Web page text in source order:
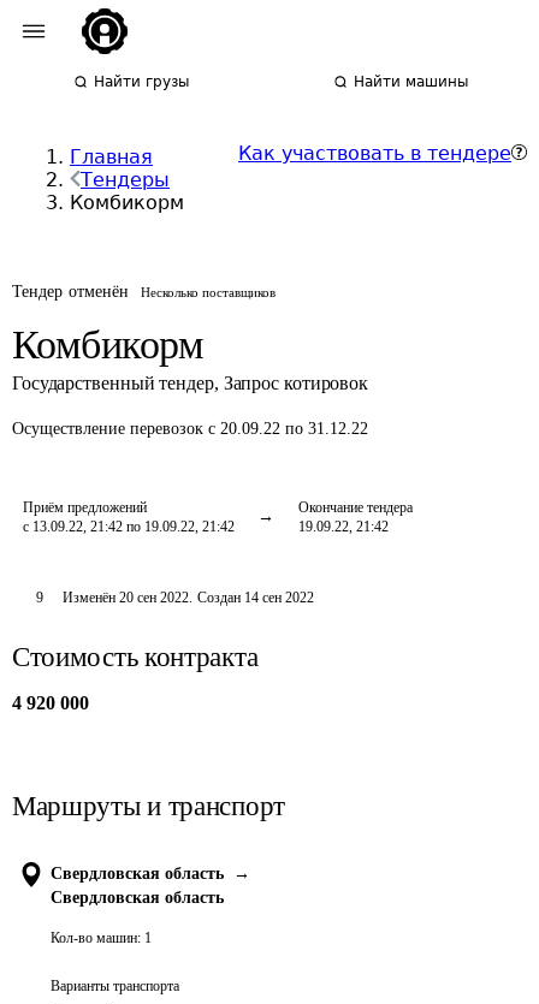
Найти грузы Найти машины
Главная
Тендеры
Комбикорм
Как участвовать в тендере
Тендер отменён Несколько поставщиков
Комбикорм
Государственный тендер, Запрос котировок
Осуществление перевозок с 20.09.22 по 31.12.22
Приём предложений
с 13.09.22, 21:42 по 19.09.22, 21:42
Окончание тендера
19.09.22, 21:42
9 Изменён 20 сен 2022. Создан 14 сен 2022
Стоимость контракта
4 920 000
Маршруты и транспорт
Свердловская область
→
Свердловская область
Кол-во машин: 1
Варианты транспорта